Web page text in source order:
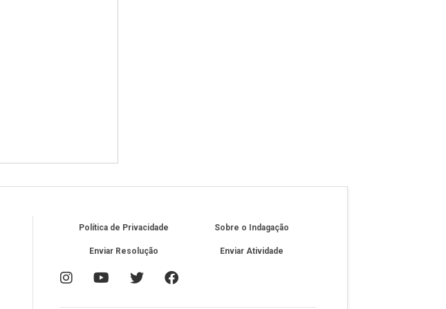
Política de Privacidade Sobre o Indagação
Enviar Resolução Enviar Atividade